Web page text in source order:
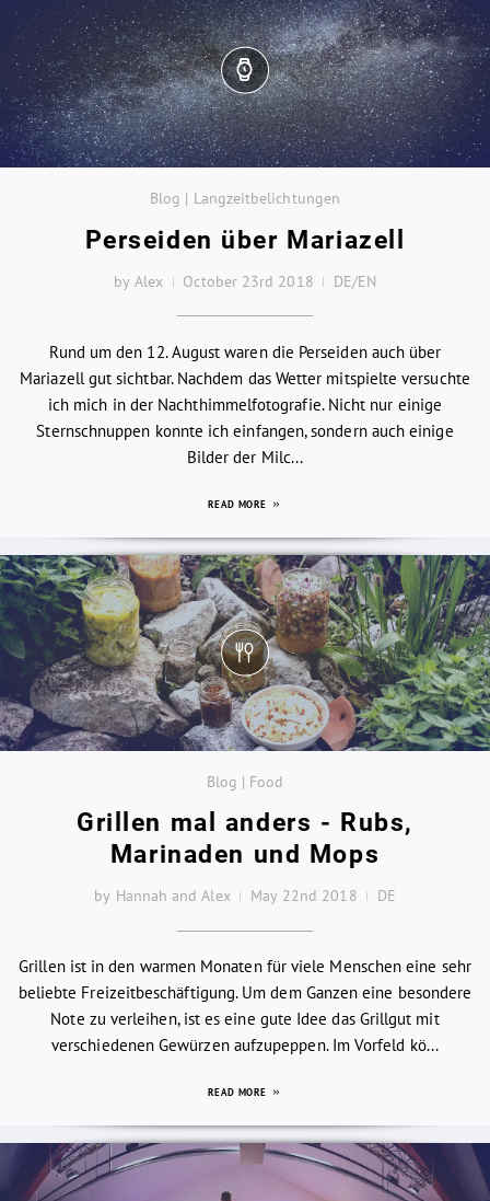
Blog | Langzeitbelichtungen
Perseiden über Mariazell
by Alex October 23rd 2018 DE/EN
Rund um den 12. August waren die Perseiden auch über
Mariazell gut sichtbar. Nachdem das Wetter mitspielte versuchte
ich mich in der Nachthimmelfotografie. Nicht nur einige
Sternschnuppen konnte ich einfangen, sondern auch einige
Bilder der Milc...
READ MORE
Blog | Food
Grillen mal anders - Rubs,
Marinaden und Mops
by Hannah and Alex May 22nd 2018 DE
Grillen ist in den warmen Monaten für viele Menschen eine sehr
beliebte Freizeitbeschäftigung. Um dem Ganzen eine besondere
Note zu verleihen, ist es eine gute Idee das Grillgut mit
verschiedenen Gewürzen aufzupeppen. Im Vorfeld kö...
READ MORE